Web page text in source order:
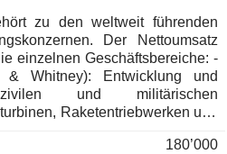
zu den weltweit führenden
Der Nettoumsatz
einzelnen Geschäftsbereiche: -
Whitney): Entwicklung und
und militärischen
Raketentriebwerken und
(31,5 %; Raytheon):
180’000